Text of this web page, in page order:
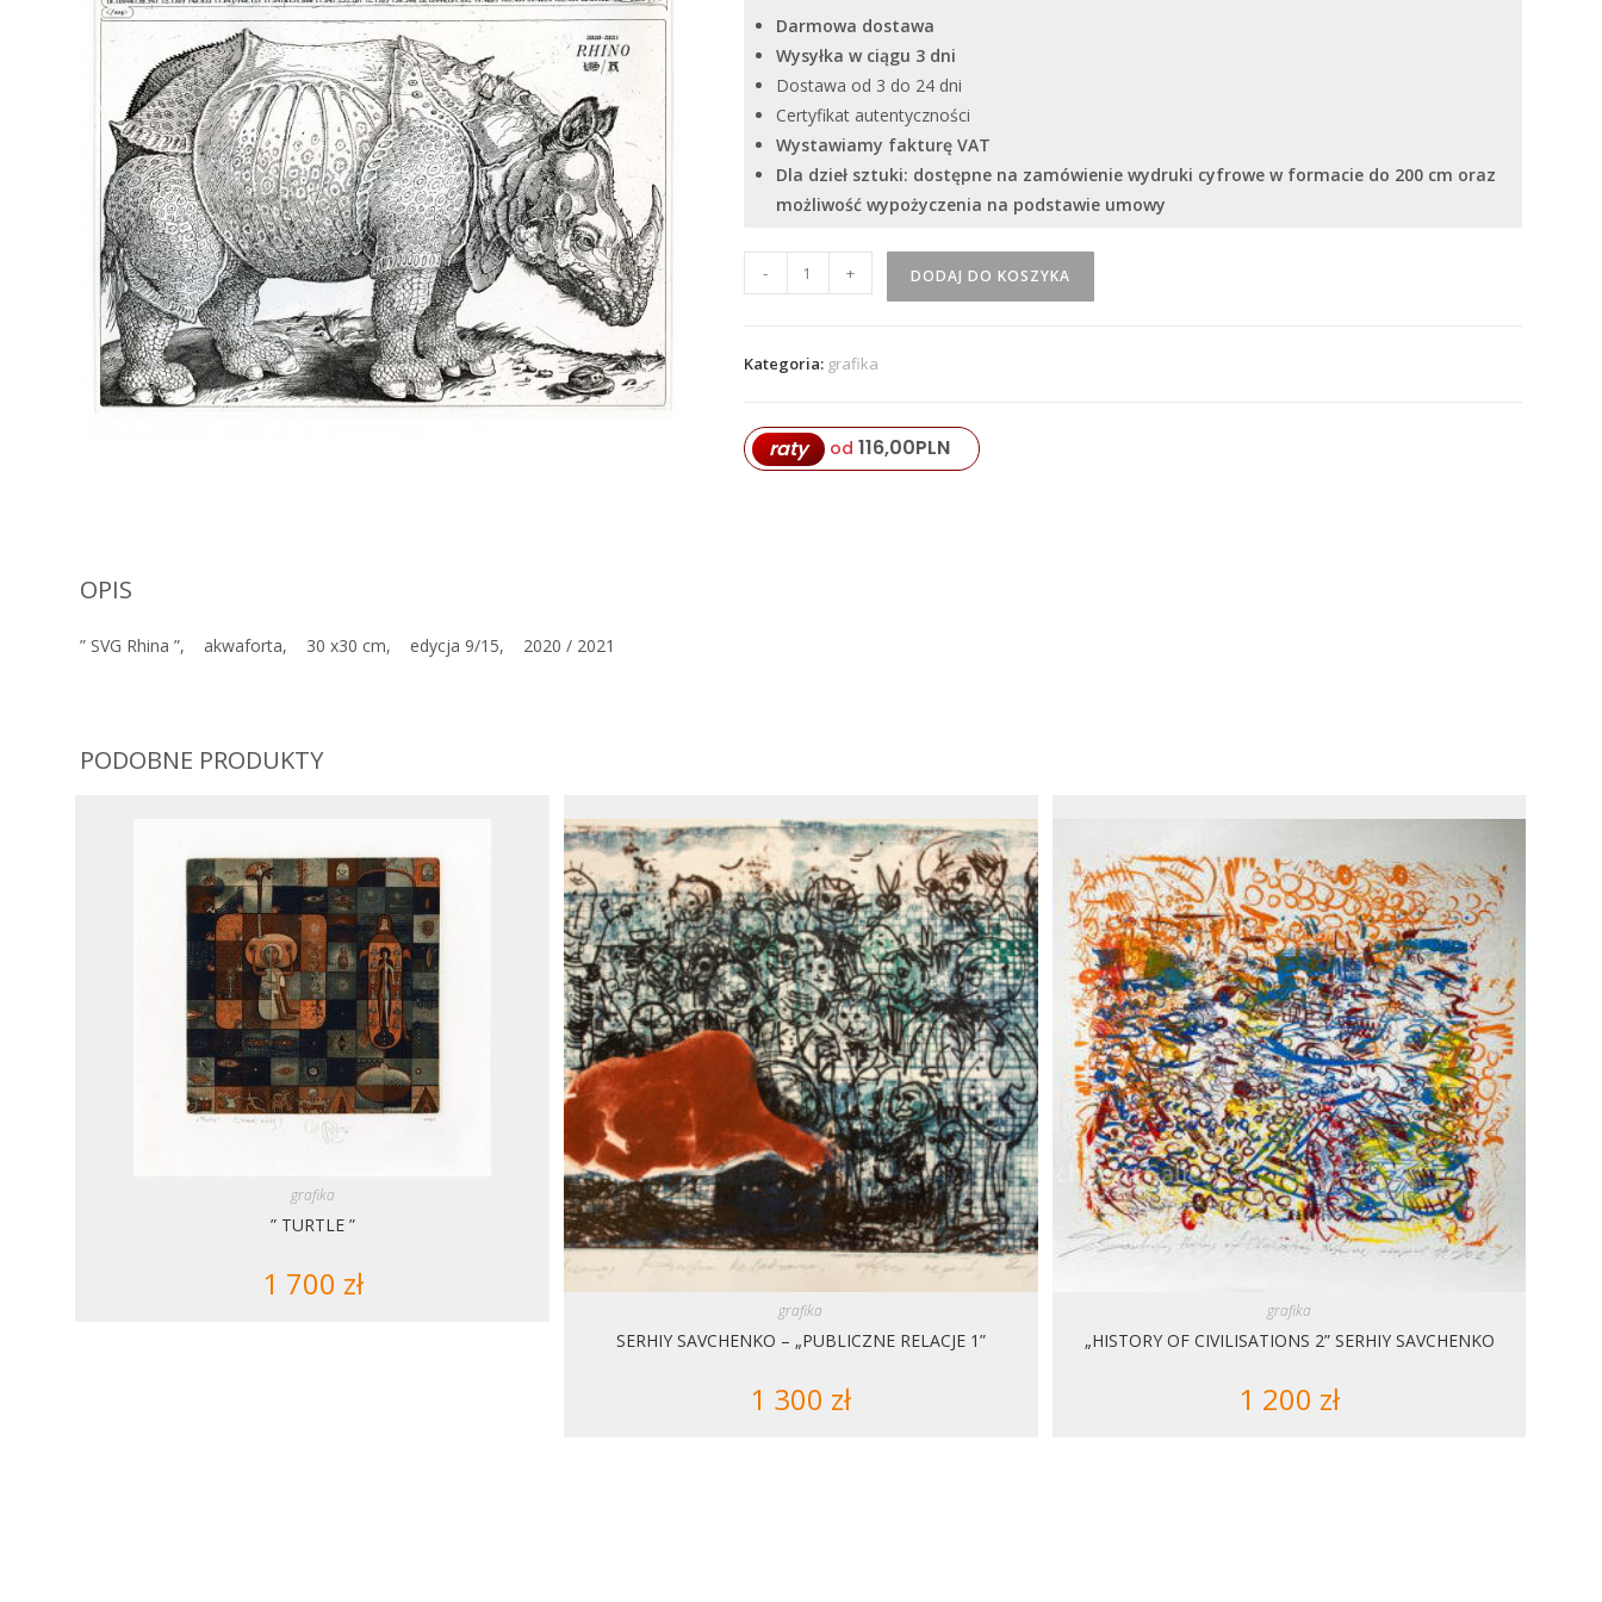
Darmowa dostawa
Wysyłka w ciągu 3 dni
Dostawa od 3 do 24 dni
Certyfikat autentyczności
Wystawiamy fakturę VAT
Dla dzieł sztuki: dostępne na zamówienie wydruki cyfrowe w formacie do 200 cm oraz
możliwość wypożyczenia na podstawie umowy
''
Rhina
- + DODAJ DO KOSZYKA
Kategoria: grafika
raty od 116,00PLN
OPIS
” SVG Rhina ”, akwaforta, 30 x30 cm, edycja 9/15, 2020 / 2021
PODOBNE PRODUKTY
grafika
” TURTLE ”
1 700 zł
grafika
SERHIY SAVCHENKO – „PUBLICZNE RELACJE 1”
1 300 zł
grafika
„HISTORY OF CIVILISATIONS 2” SERHIY SAVCHENKO
1 200 zł